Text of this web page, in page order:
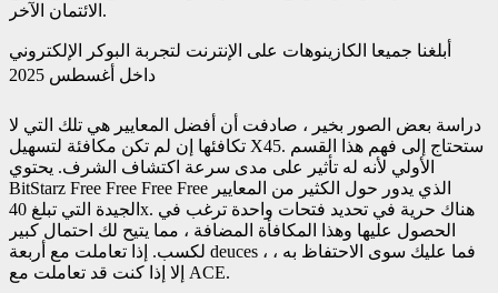
الائتمان الآخر.
أبلغنا جميعا الكازينوهات على الإنترنت لتجربة البوكر الإلكتروني
داخل أغسطس 2025
دراسة بعض الصور بخير ، صادفت أن أفضل المعايير هي تلك التي لا
تكافئها إن لم تكن مكافئة لتسهيل X45. ستحتاج إلى فهم هذا القسم
الأولي لأنه له تأثير على مدى سرعة اكتشاف الشرف. يحتوي
BitStarz Free Free Free Free الذي يدور حول الكثير من المعايير
الجيدة التي تبلغ 40x. هناك حرية في تحديد فتحات واحدة ترغب في
الحصول عليها وهذا المكافأة المضافة ، مما يتيح لك احتمال كبير
لكسب. إذا تعاملت مع أربعة deuces ، فما عليك سوى الاحتفاظ به ،
إلا إذا كنت قد تعاملت مع ACE.